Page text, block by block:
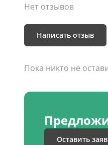
Нет отзывов
Написать отзыв
Пока никто не
Оставить